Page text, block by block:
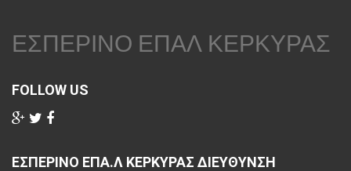
ΕΣΠΕΡΙΝΟ ΕΠΑΛ ΚΕΡΚΥΡΑΣ
FOLLOW US
ΕΣΠΕΡΙΝΟ ΕΠΑ.Λ ΚΕΡΚΥΡΑΣ ΔΙΕΥΘΥΝΣΗ